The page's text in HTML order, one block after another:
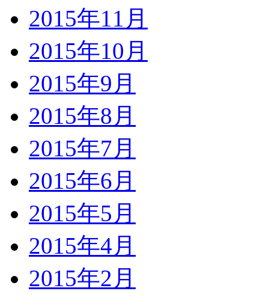
2015年11月
2015年10月
2015年9月
2015年8月
2015年7月
2015年6月
2015年5月
2015年4月
2015年2月